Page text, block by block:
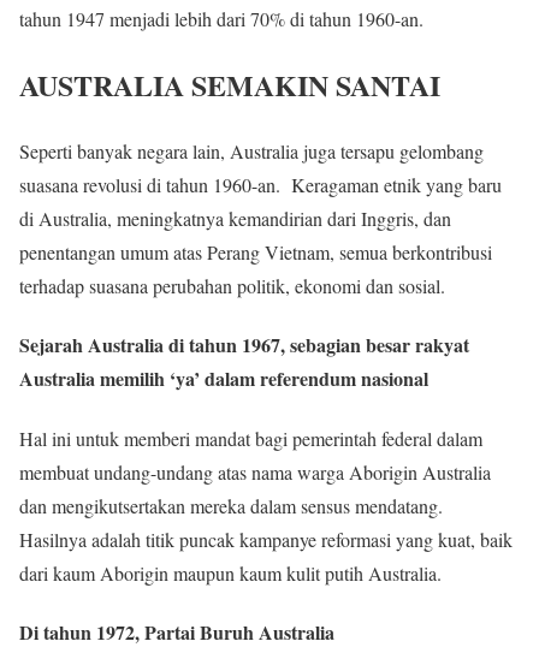
tahun 1947 menjadi lebih dari 70% di tahun 1960-an.
AUSTRALIA SEMAKIN SANTAI
Seperti banyak negara lain, Australia juga tersapu gelombang
suasana revolusi di tahun 1960-an. Keragaman etnik yang baru
di Australia, meningkatnya kemandirian dari Inggris, dan
penentangan umum atas Perang Vietnam, semua berkontribusi
terhadap suasana perubahan politik, ekonomi dan sosial.
Sejarah Australia di tahun 1967, sebagian besar rakyat
Australia memilih ‘ya’ dalam referendum nasional
Hal ini untuk memberi mandat bagi pemerintah federal dalam
membuat undang-undang atas nama warga Aborigin Australia
dan mengikutsertakan mereka dalam sensus mendatang.
Hasilnya adalah titik puncak kampanye reformasi yang kuat, baik
dari kaum Aborigin maupun kaum kulit putih Australia.
Di tahun 1972, Partai Buruh Australia